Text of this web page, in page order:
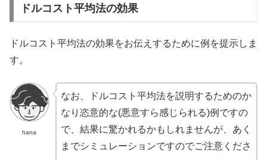
ドルコスト平均法の効果
ドルコスト平均法の効果をお伝えするために例を提示しま
す。
hana
なお、ドルコスト平均法を説明するためのか
なり恣意的な(悪意すら感じられる)例ですの
で、結果に驚かれるかもしれませんが、あく
までシミュレーションですのでご注意くださ